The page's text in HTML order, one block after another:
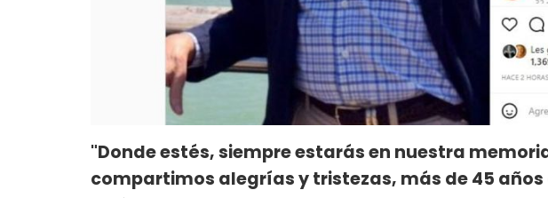
"Donde estés, siempre estarás en nuestra
compartimos alegrías y tristezas, más de 45